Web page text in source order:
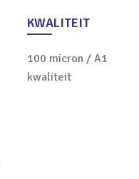
KWALITEIT
100 micron / A1
kwaliteit